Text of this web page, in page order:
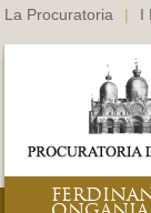
La Procuratoria | I